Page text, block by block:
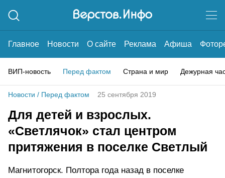
Главное Новости О сайте Реклама Афиша
ВИП-новость Перед фактом Страна и мир Дежурная
Новости / Перед фактом 25 сентября 2019
Для детей и взрослых.
«Светлячок» стал центром
притяжения в поселке Светлый
Магнитогорск. Полтора года назад в поселке